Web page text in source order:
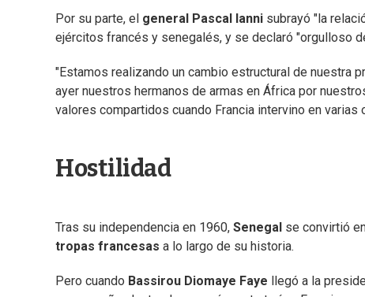
Por su parte, el general Pascal Ianni subrayó "la
ejércitos francés y senegalés, y se declaró "orgulloso
"Estamos realizando un cambio estructural de nuestra
ayer nuestros hermanos de armas en África por
valores compartidos cuando Francia intervino en
Hostilidad
Tras su independencia en 1960, Senegal se convirtió
tropas francesas a lo largo de su historia.
Pero cuando Bassirou Diomaye Faye llegó a la